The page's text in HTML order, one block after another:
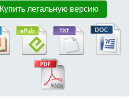
Купить легальную версию